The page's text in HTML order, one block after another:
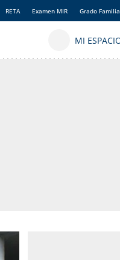
RETA Examen MIR Grado Familia